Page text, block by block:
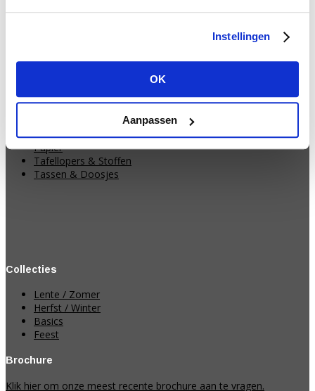
Instellingen
OK
Aanpassen
info@vivant.nl
Decoraties
Linten
Papier
Tafellopers & Stoffen
Tassen & Doosjes
Collecties
Lente / Zomer
Herfst / Winter
Basics
Feest
Brochure
Klik hier om onze meest recente brochure aan te vragen.